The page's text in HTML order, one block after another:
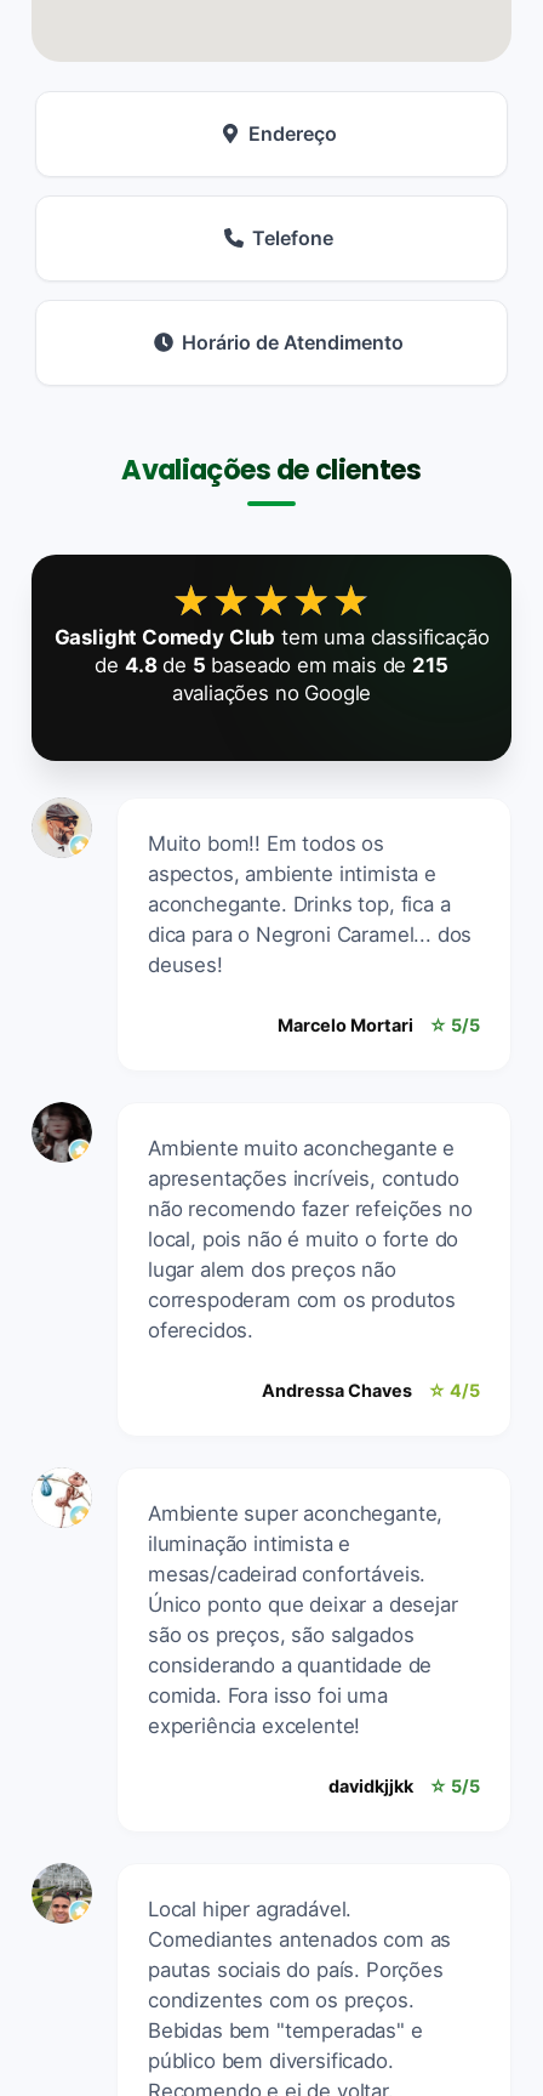
Endereço
Telefone
Horário de Atendimento
Avaliações de clientes
★★★★★
★★★★★
Gaslight Comedy Club tem uma classificação
de 4.8de 5 baseado em mais de 215
avaliações no Google
Muito bom!! Em todos os
aspectos, ambiente intimista e
aconchegante. Drinks top, fica a
dica para o Negroni Caramel... dos
deuses!
Marcelo Mortari ☆ 5/5
Ambiente muito aconchegante e
apresentações incríveis, contudo
não recomendo fazer refeições no
local, pois não é muito o forte do
lugar alem dos preços não
correspoderam com os produtos
oferecidos.
Andressa Chaves ☆ 4/5
Ambiente super aconchegante,
iluminação intimista e
mesas/cadeirad confortáveis.
Único ponto que deixar a desejar
são os preços, são salgados
considerando a quantidade de
comida. Fora isso foi uma
experiência excelente!
davidkjjkk ☆ 5/5
Local hiper agradável.
Comediantes antenados com as
pautas sociais do país. Porções
condizentes com os preços.
Bebidas bem "temperadas" e
público bem diversificado.
Recomendo e ei de voltar.